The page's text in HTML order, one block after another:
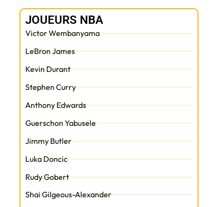
JOUEURS NBA
Victor Wembanyama
LeBron James
Kevin Durant
Stephen Curry
Anthony Edwards
Guerschon Yabusele
Jimmy Butler
Luka Doncic
Rudy Gobert
Shai Gilgeous-Alexander